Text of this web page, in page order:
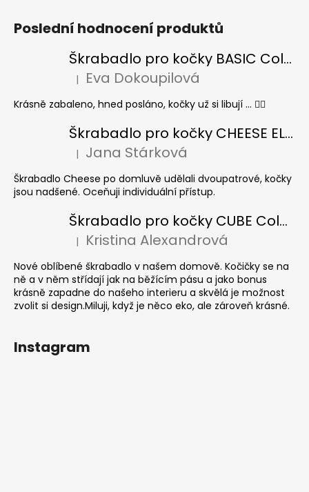
Poslední hodnocení produktů
Škrabadlo pro kočky BASIC Colour
Hodnocení produktu je 5 z 5 hvězdiček.
| Eva Dokoupilová
Krásně zabaleno, hned posláno, kočky už si libují ... 👍🏻
Škrabadlo pro kočky CHEESE ELIPSE colour
Hodnocení produktu je 5 z 5 hvězdiček.
| Jana Stárková
Škrabadlo Cheese po domluvě udělali dvoupatrové, kočky
jsou nadšené. Oceňuji individuální přístup.
Škrabadlo pro kočky CUBE Colour
Hodnocení produktu je 5 z 5 hvězdiček.
| Kristina Alexandrová
Nové oblíbené škrabadlo v našem domově. Kočičky se na
ně a v něm střídají jak na běžícím pásu a jako bonus
krásně zapadne do našeho interieru a skvělá je možnost
zvolit si design.Miluji, když je něco eko, ale zároveň krásné.
Instagram